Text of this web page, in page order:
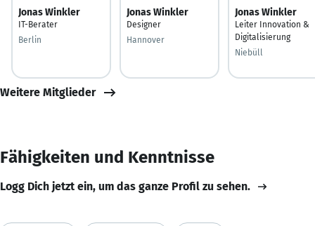
Jonas Winkler
IT-Berater
Berlin
Jonas Winkler
Designer
Hannover
Jonas Winkler
Leiter Innovation &
Digitalisierung
Niebüll
Weitere Mitglieder
Fähigkeiten und Kenntnisse
Logg Dich jetzt ein, um das ganze Profil zu sehen.